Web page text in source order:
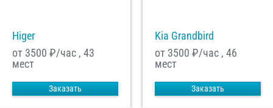
Higer
от 3500 ₽/час , 43
мест
Заказать
Kia Grandbird
от 3500 ₽/час , 46
мест
Заказать